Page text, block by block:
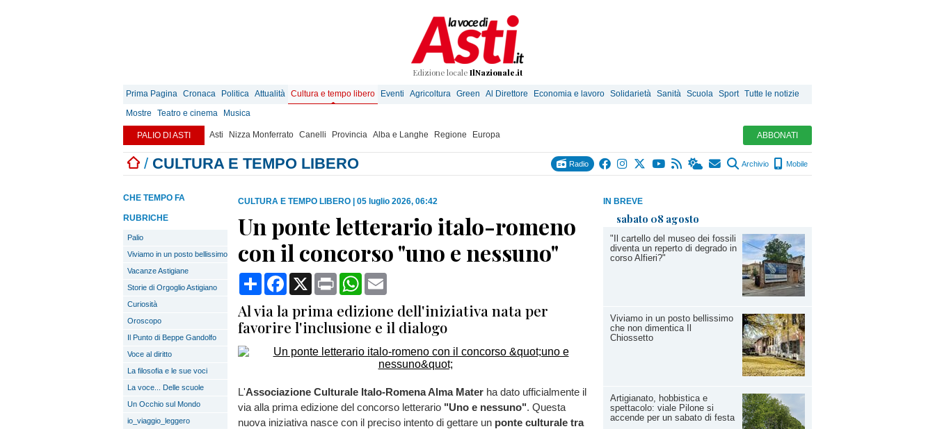
Edizione locale IlNazionale.it
Prima Pagina Cronaca Politica Attualità Cultura e tempo libero Eventi Agricoltura Green Al Direttore Economia e lavoro Solidarietà Sanità Scuola Sport Tutte le notizie
Mostre
Teatro e cinema Musica
PALIO DI ASTI Asti Nizza Monferrato Canelli Provincia Alba e Langhe Regione Europa ABBONATI
/ CULTURA E TEMPO LIBERO Radio Archivio Mobile
IN BREVE
sabato 08 agosto
"Il cartello del museo dei fossili
diventa un reperto di degrado in
corso Alfieri?"
Viviamo in un posto bellissimo
che non dimentica Il
Chiossetto
Artigianato, hobbistica e
spettacolo: viale Pilone si
accende per un sabato di festa
CHE TEMPO FA
RUBRICHE
Palio
Viviamo in un posto bellissimo
Vacanze Astigiane
Storie di Orgoglio Astigiano
Curiosità
Oroscopo
Il Punto di Beppe Gandolfo
Voce al diritto
La filosofia e le sue voci
La voce... Delle scuole
Un Occhio sul Mondo
io_viaggio_leggero
CULTURA E TEMPO LIBERO 05 luglio 2026, 06:42
Un ponte letterario italo-romeno
con il concorso "uno e nessuno"
CondividiFacebook
X Print WhatsApp
Al via la prima edizione dell'iniziativa nata per
favorire l'inclusione e il dialogo
L'Associazione Culturale Italo-Romena Alma Mater ha dato ufficialmente il
via alla prima edizione del concorso letterario "Uno e nessuno". Questa
nuova iniziativa nasce con il preciso intento di gettare un ponte culturale tra